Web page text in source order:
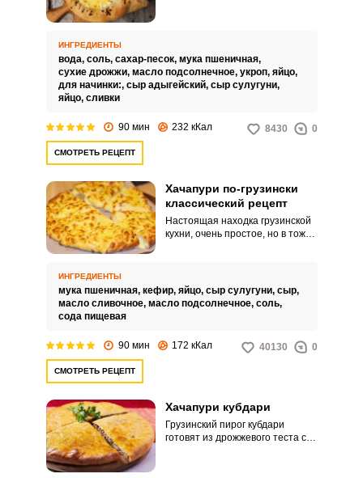
ИНГРЕДИЕНТЫ
вода, соль, сахар-песок, мука пшеничная,
сухие дрожжи, масло подсолнечное, укроп, яйцо,
для начинки:, сыр адыгейский, сыр сулугуни,
яйцо, сливки
90 мин 232 кКал 8430 0
СМОТРЕТЬ РЕЦЕПТ
Хачапури по-грузински
классический рецепт
Настоящая находка грузинской
кухни, очень простое, но в тоже
специальных печах на углях, а в
условиях обычной кухни
подойдет духовка.
ИНГРЕДИЕНТЫ
мука пшеничная, кефир, яйцо, сыр сулугуни, сыр,
масло сливочное, масло подсолнечное, соль,
сода пищевая
90 мин 172 кКал 40130 0
СМОТРЕТЬ РЕЦЕПТ
Хачапури кубдари
Грузинский пирог кубдари
готовят из дрожжевого теста с